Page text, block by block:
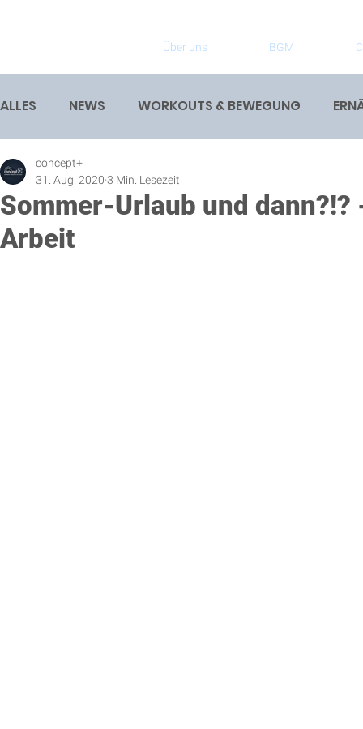
Über uns BGM
ALLES NEWS WORKOUTS & BEWEGUNG
Sommer-Urlaub und
Arbeit
concept+
31. Aug. 2020 3 Min. Lesezeit